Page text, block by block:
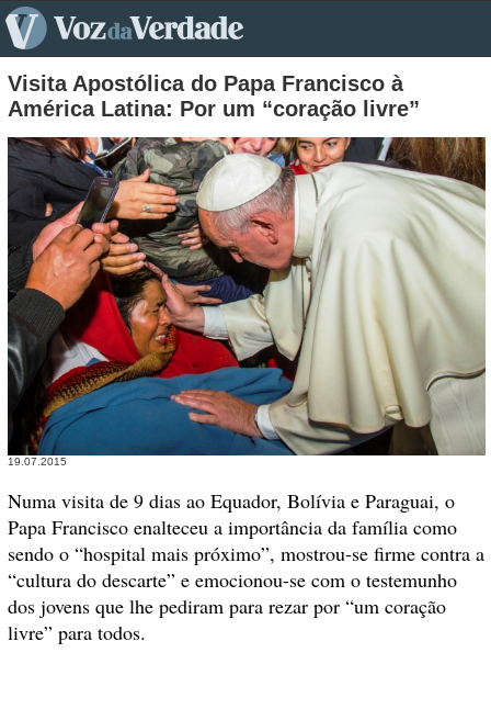
Visita Apostólica do Papa Francisco à
América Latina: Por um “coração livre”
19.07.2015
Numa visita de 9 dias ao Equador, Bolívia e Paraguai, o
Papa Francisco enalteceu a importância da família como
sendo o “hospital mais próximo”, mostrou-se firme contra a
“cultura do descarte” e emocionou-se com o testemunho
dos jovens que lhe pediram para rezar por “um coração
livre” para todos.